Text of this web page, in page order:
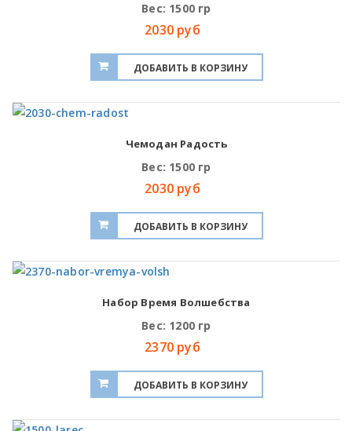
Вес: 1500 гр
2030 руб
Чемодан Радость
Вес: 1500 гр
2030 руб
Набор Время Волшебства
Вес: 1200 гр
2370 руб